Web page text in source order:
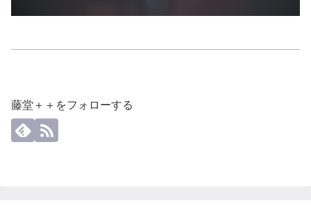
藤堂＋＋をフォローする